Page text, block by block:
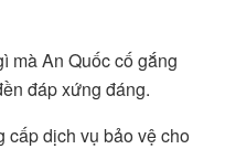
mà An Quốc cố gắng
đáp xứng đáng.
cấp dịch vụ bảo vệ cho